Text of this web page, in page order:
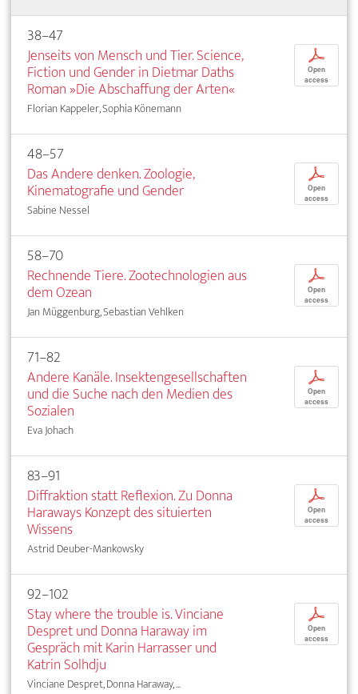
38–47
Jenseits von Mensch und Tier. Science,
Fiction und Gender in Dietmar Daths
Roman »Die Abschaffung der Arten«
Florian Kappeler, Sophia Könemann
p
Open
access
48–57
Das Andere denken. Zoologie,
Kinematografie und Gender
Sabine Nessel
p
Open
access
58–70
Rechnende Tiere. Zootechnologien aus
dem Ozean
Jan Müggenburg, Sebastian Vehlken
p
Open
access
71–82
Andere Kanäle. Insektengesellschaften
und die Suche nach den Medien des
Sozialen
Eva Johach
p
Open
access
83–91
Diffraktion statt Reflexion. Zu Donna
Haraways Konzept des situierten
Wissens
Astrid Deuber-Mankowsky
p
Open
access
92–102
Stay where the trouble is. Vinciane
Despret und Donna Haraway im
Gespräch mit Karin Harrasser und
Katrin Solhdju
Vinciane Despret, Donna Haraway, ...
p
Open
access